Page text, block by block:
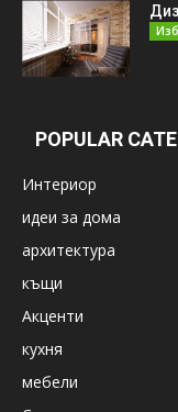
POPULAR
Интериор
идеи за дома
архитектура
къщи
Акценти
кухня
мебели